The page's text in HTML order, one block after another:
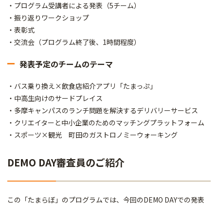
・プログラム受講者による発表（5チーム）
・振り返りワークショップ
・表彰式
・交流会（プログラム終了後、1時間程度）
発表予定のチームのテーマ
・バス乗り換え×飲食店紹介アプリ「たまっぷ」
・中高生向けのサードプレイス
・多摩キャンパスのランチ問題を解決するデリバリーサービス
・クリエイターと中小企業のためのマッチングプラットフォーム
・スポーツ×観光 町田のガストロノミーウォーキング
DEMO DAY審査員のご紹介
この「たまらぼ」のプログラムでは、今回のDEMO DAYでの発表